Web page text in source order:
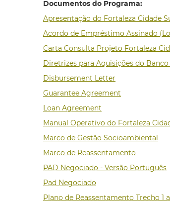
Documentos do Programa:
Apresentação do Fortaleza Cidade
Acordo de Empréstimo Assinado
Carta Consulta Projeto Fortaleza
Diretrizes para Aquisições do
Disbursement Letter
Guarantee Agreement
Loan Agreement
Manual Operativo do Fortaleza
Marco de Gestão Socioambiental
Marco de Reassentamento
PAD Negociado - Versão Português
Pad Negociado
Plano de Reassentamento Trecho 1